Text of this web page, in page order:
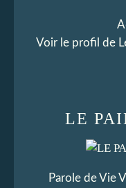
LE
Parole de Vie
Voir le profil de